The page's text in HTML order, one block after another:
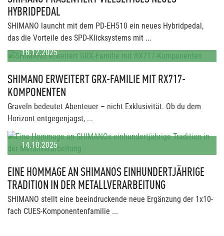
HYBRIDPEDAL
SHIMANO launcht mit dem PD-EH510 ein neues Hybridpedal,
das die Vorteile des SPD-Klicksystems mit ...
18.12.2025
SHIMANO ERWEITERT GRX-FAMILIE MIT RX717-
KOMPONENTEN
Graveln bedeutet Abenteuer – nicht Exklusivität. Ob du dem
Horizont entgegenjagst, ...
14.10.2025
EINE HOMMAGE AN SHIMANOS EINHUNDERTJÄHRIGE
TRADITION IN DER METALLVERARBEITUNG
SHIMANO stellt eine beeindruckende neue Ergänzung der 1x10-
fach CUES-Komponentenfamilie ...